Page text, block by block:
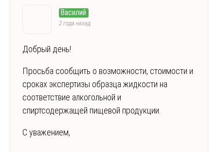
Василий
2 года назад
Добрый день!
Просьба сообщить о возможности, стоимости и
сроках экспертизы образца жидкости на
соответствие алкогольной и
спиртсодержащей пищевой продукции.
С уважением,